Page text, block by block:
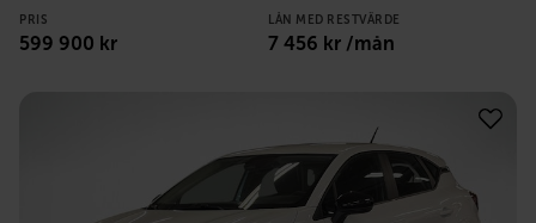
PRIS
599 900 kr
LÅN MED RESTVÄRDE
7 456 kr /mån